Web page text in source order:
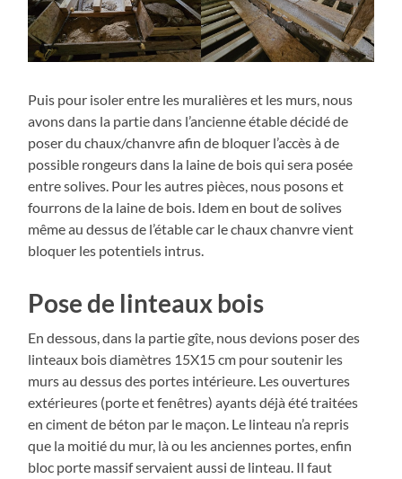
Puis pour isoler entre les muralières et les murs, nous
avons dans la partie dans l’ancienne étable décidé de
poser du chaux/chanvre afin de bloquer l’accès à de
possible rongeurs dans la laine de bois qui sera posée
entre solives. Pour les autres pièces, nous posons et
fourrons de la laine de bois. Idem en bout de solives
même au dessus de l’étable car le chaux chanvre vient
bloquer les potentiels intrus.
Pose de linteaux bois
En dessous, dans la partie gîte, nous devions poser des
linteaux bois diamètres 15X15 cm pour soutenir les
murs au dessus des portes intérieure. Les ouvertures
extérieures (porte et fenêtres) ayants déjà été traitées
en ciment de béton par le maçon. Le linteau n’a repris
que la moitié du mur, là ou les anciennes portes, enfin
bloc porte massif servaient aussi de linteau. Il faut